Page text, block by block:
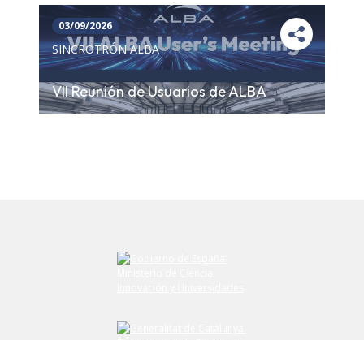
03/09/2026
SINCROTRÓN ALBA
VII Reunión de Usuarios de ALBA